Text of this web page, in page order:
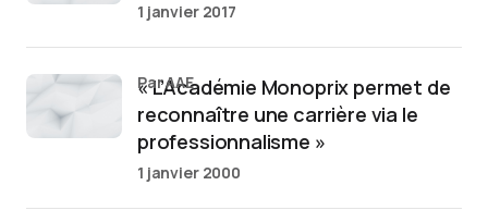
1 janvier 2017
« L’Académie Monoprix permet de
reconnaître une carrière via le
professionnalisme »
par AAE
1 janvier 2000